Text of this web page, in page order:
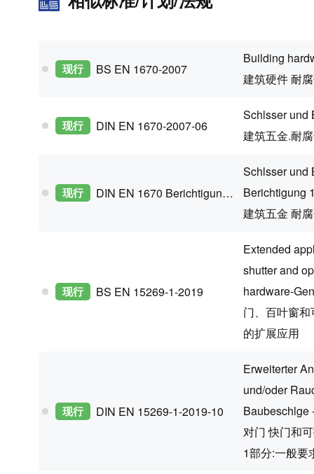
现行 BS EN 1670-2007
Building
建筑硬件 耐
现行 DIN EN 1670-2007-06
Schlsser und
建筑五金.耐
现行 DIN EN 1670 Berichtigung 1-2008-07
Schlsser und
Berichtigung
建筑五金 耐
现行 BS EN 15269-1-2019
Extended
shutter and
hardware-
门、百叶窗
的扩展应用
现行 DIN EN 15269-1-2019-10
Erweiterter
und/oder
Baubeschlge
对门 快门和
1部分:一般要